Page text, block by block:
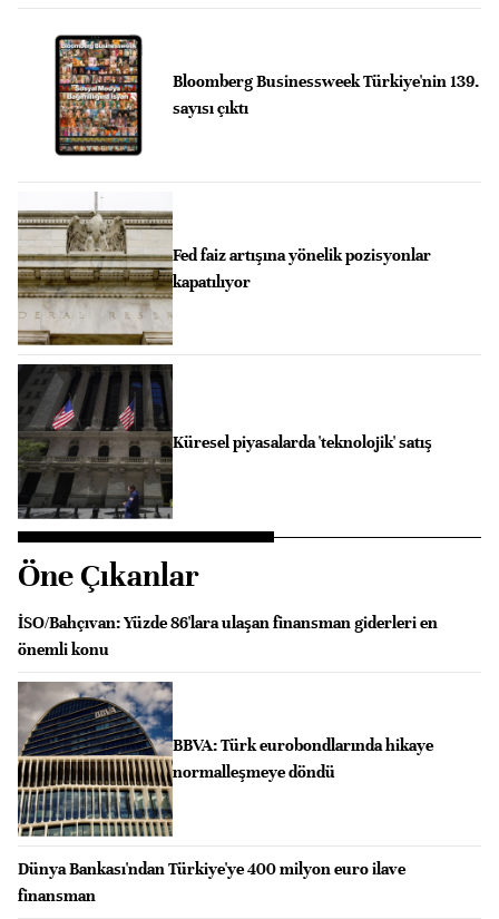
Bloomberg Businessweek Türkiye'nin 139.
sayısı çıktı
Fed faiz artışına yönelik pozisyonlar
kapatılıyor
Küresel piyasalarda 'teknolojik' satış
Öne Çıkanlar
İSO/Bahçıvan: Yüzde 86'lara ulaşan finansman giderleri en
önemli konu
BBVA: Türk eurobondlarında hikaye
normalleşmeye döndü
Dünya Bankası'ndan Türkiye'ye 400 milyon euro ilave
finansman